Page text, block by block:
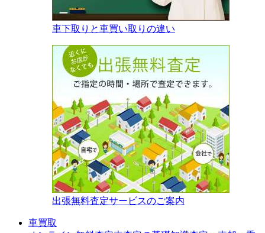
車下取りと車買い取りの違い
出張無料査定サービスのご案内
車買取